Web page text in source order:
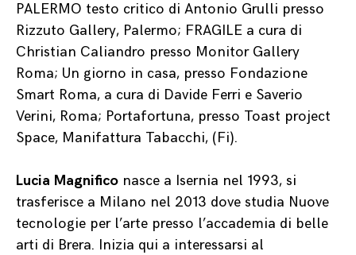
PALERMO testo critico di Antonio Grulli presso
Rizzuto Gallery, Palermo; FRAGILE a cura di
Christian Caliandro presso Monitor Gallery
Roma; Un giorno in casa, presso Fondazione
Smart Roma, a cura di Davide Ferri e Saverio
Verini, Roma; Portafortuna, presso Toast project
Space, Manifattura Tabacchi, (Fi).
Lucia Magnifico nasce a Isernia nel 1993, si
trasferisce a Milano nel 2013 dove studia Nuove
tecnologie per l’arte presso l’accademia di belle
arti di Brera. Inizia qui a interessarsi al